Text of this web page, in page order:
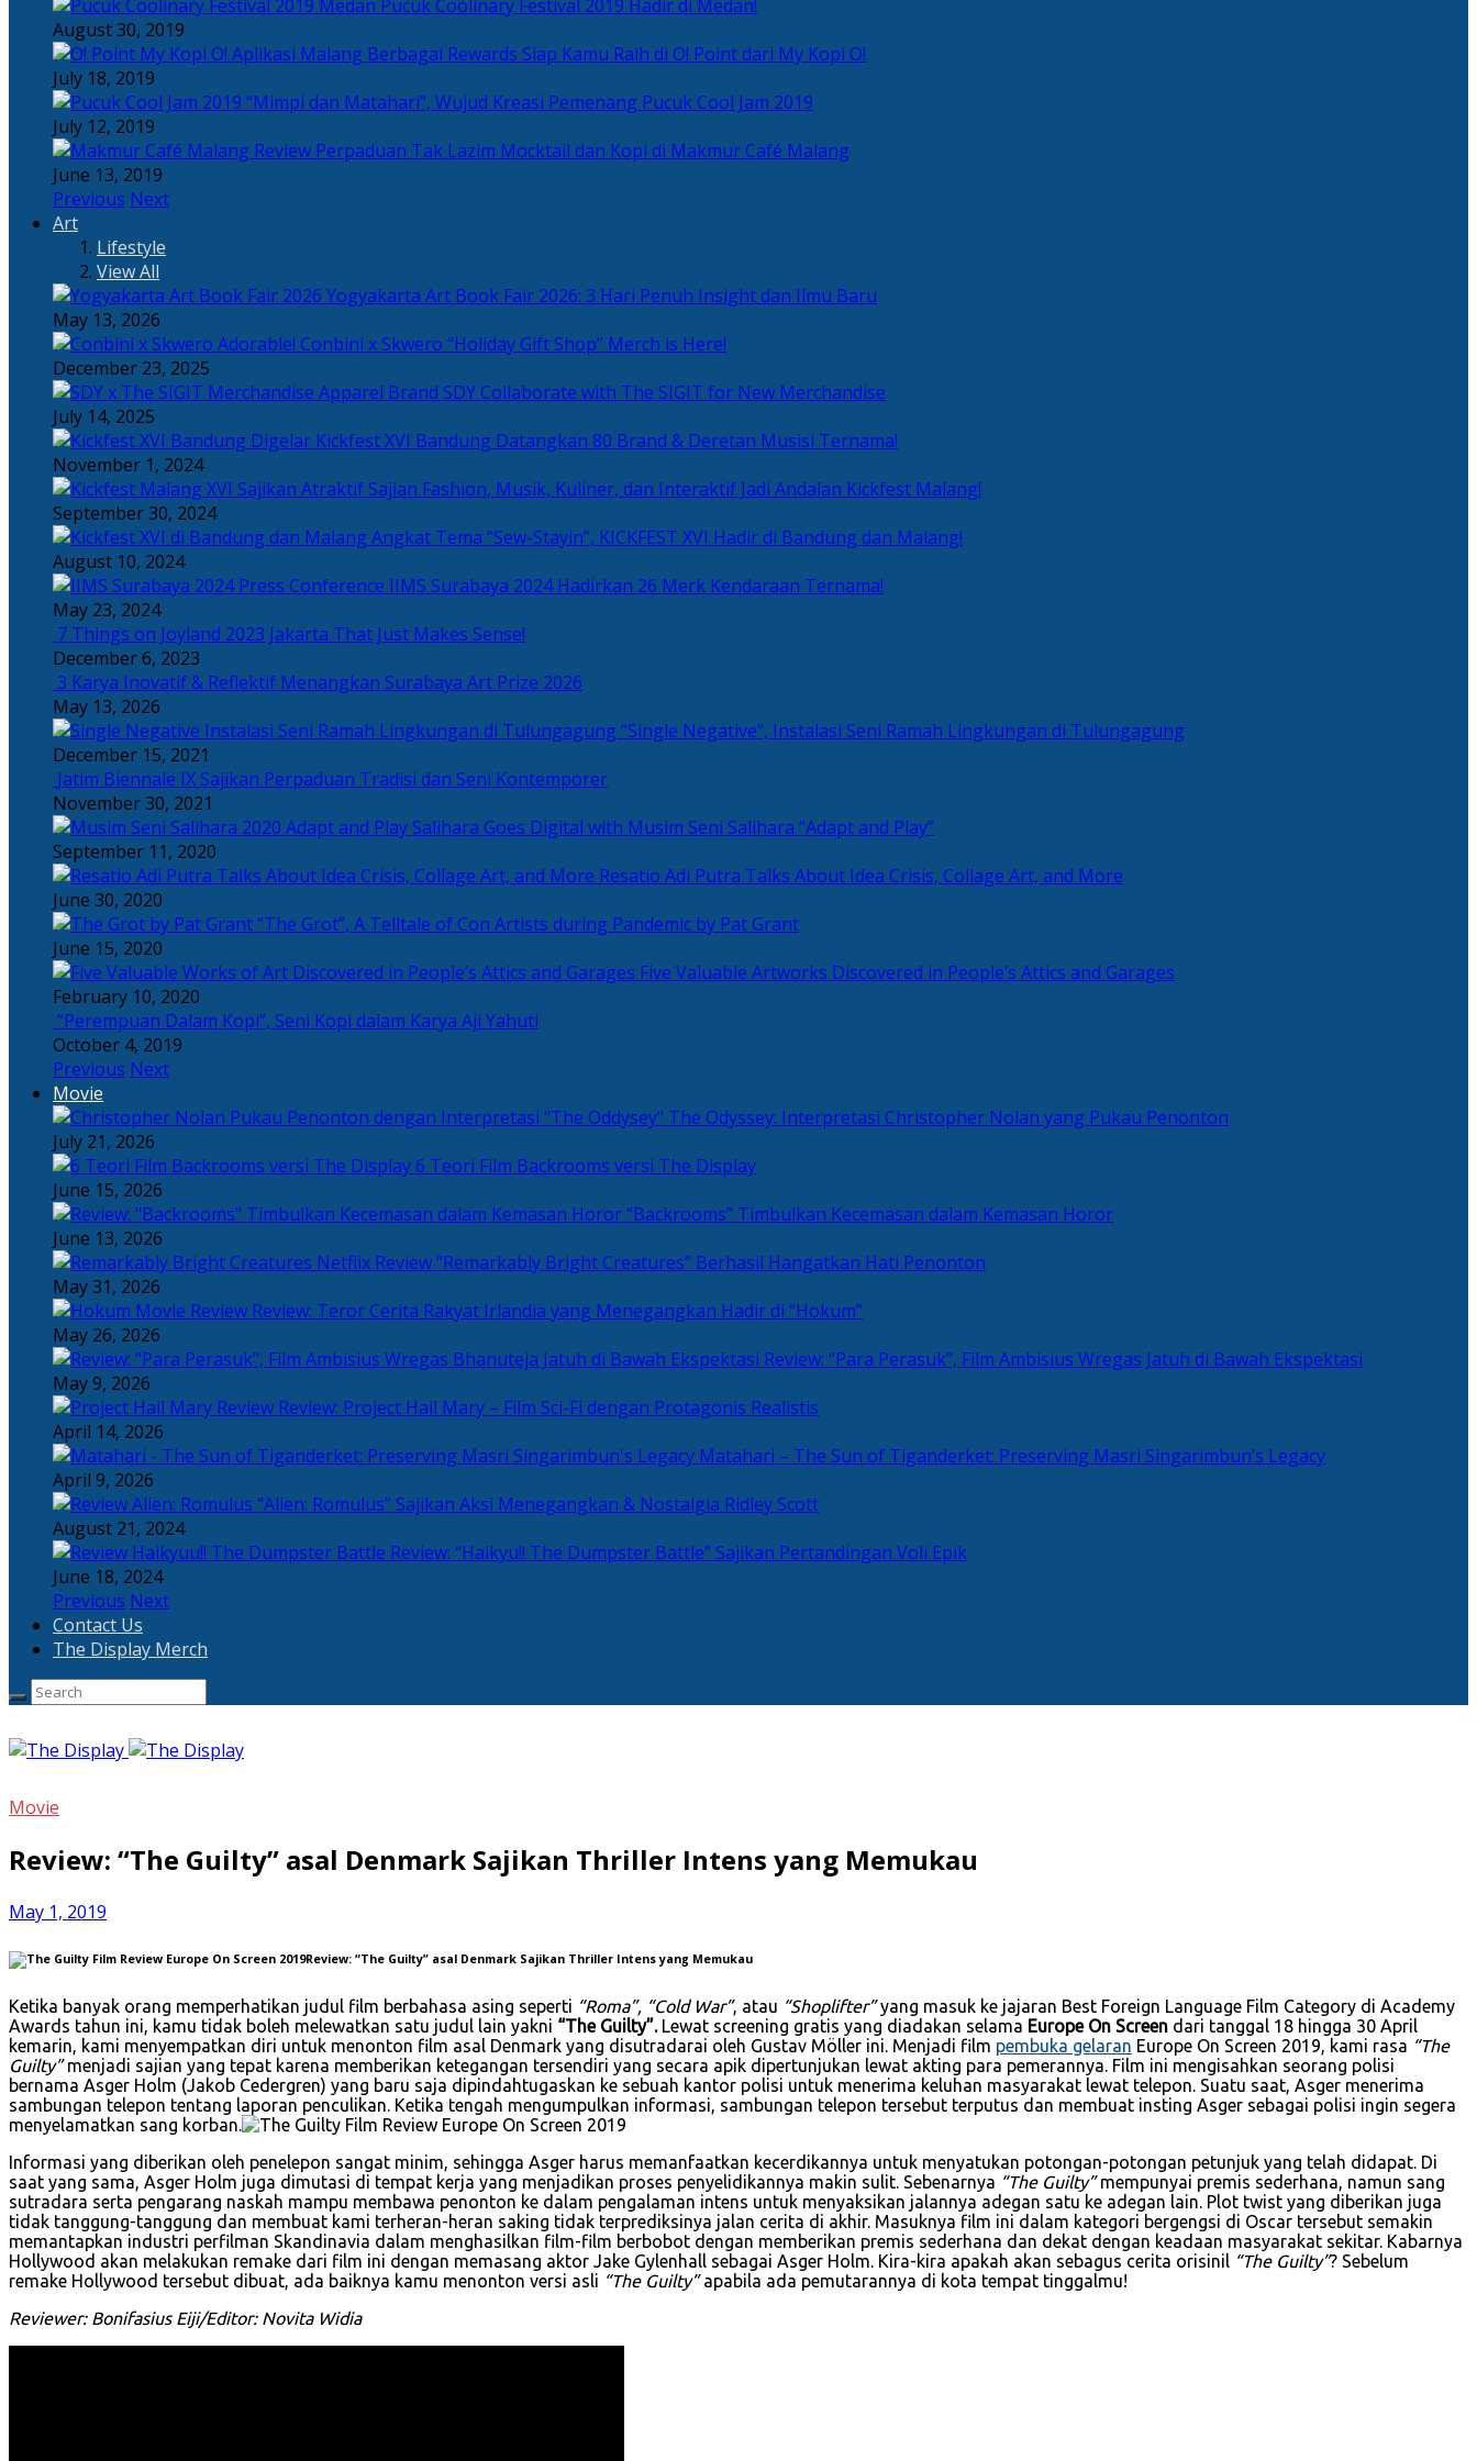
Pucuk Coolinary Festival 2019 Hadir di Medan!
August 30, 2019
Berbagai Rewards Siap Kamu Raih di O! Point dari My Kopi O!
July 18, 2019
“Mimpi dan Matahari”, Wujud Kreasi Pemenang Pucuk Cool Jam 2019
July 12, 2019
Perpaduan Tak Lazim Mocktail dan Kopi di Makmur Café Malang
June 13, 2019
Previous Next
Art
Lifestyle
View All
Yogyakarta Art Book Fair 2026: 3 Hari Penuh Insight dan Ilmu Baru
May 13, 2026
Adorable! Conbini x Skwero “Holiday Gift Shop” Merch is Here!
December 23, 2025
Apparel Brand SDY Collaborate with The SIGIT for New Merchandise
July 14, 2025
Kickfest XVI Bandung Datangkan 80 Brand & Deretan Musisi Ternama!
November 1, 2024
Sajian Fashion, Musik, Kuliner, dan Interaktif Jadi Andalan Kickfest Malang!
September 30, 2024
Angkat Tema “Sew-Stayin”, KICKFEST XVI Hadir di Bandung dan Malang!
August 10, 2024
IIMS Surabaya 2024 Hadirkan 26 Merk Kendaraan Ternama!
May 23, 2024
7 Things on Joyland 2023 Jakarta That Just Makes Sense!
December 6, 2023
3 Karya Inovatif & Reflektif Menangkan Surabaya Art Prize 2026
May 13, 2026
“Single Negative”, Instalasi Seni Ramah Lingkungan di Tulungagung
December 15, 2021
Jatim Biennale IX Sajikan Perpaduan Tradisi dan Seni Kontemporer
November 30, 2021
Salihara Goes Digital with Musim Seni Salihara “Adapt and Play”
September 11, 2020
Resatio Adi Putra Talks About Idea Crisis, Collage Art, and More
June 30, 2020
“The Grot”, A Telltale of Con Artists during Pandemic by Pat Grant
June 15, 2020
Five Valuable Artworks Discovered in People’s Attics and Garages
February 10, 2020
“Perempuan Dalam Kopi”, Seni Kopi dalam Karya Aji Yahuti
October 4, 2019
Previous Next
Movie
The Odyssey: Interpretasi Christopher Nolan yang Pukau Penonton
July 21, 2026
6 Teori Film Backrooms versi The Display
June 15, 2026
“Backrooms” Timbulkan Kecemasan dalam Kemasan Horor
June 13, 2026
“Remarkably Bright Creatures” Berhasil Hangatkan Hati Penonton
May 31, 2026
Review: Teror Cerita Rakyat Irlandia yang Menegangkan Hadir di “Hokum”
May 26, 2026
Review: “Para Perasuk”, Film Ambisius Wregas Jatuh di Bawah Ekspektasi
May 9, 2026
Review: Project Hail Mary – Film Sci-Fi dengan Protagonis Realistis
April 14, 2026
Matahari – The Sun of Tiganderket: Preserving Masri Singarimbun’s Legacy
April 9, 2026
“Alien: Romulus” Sajikan Aksi Menegangkan & Nostalgia Ridley Scott
August 21, 2024
Review: “Haikyu!! The Dumpster Battle” Sajikan Pertandingan Voli Epik
June 18, 2024
Previous Next
Contact Us
The Display Merch
Movie
Review: “The Guilty” asal Denmark Sajikan Thriller Intens yang Memukau
May 1, 2019
Review: “The Guilty” asal Denmark Sajikan Thriller Intens yang Memukau
Ketika banyak orang memperhatikan judul film berbahasa asing seperti “Roma”, “Cold War”, atau “Shoplifter”yang masuk ke jajaran Best Foreign Language Film Category di Academy
Awards tahun ini, kamu tidak boleh melewatkan satu judul lain yakni “The Guilty”.Lewat screening gratis yang diadakan selama Europe On Screen dari tanggal 18 hingga 30 April
kemarin, kami menyempatkan diri untuk menonton film asal Denmark yang disutradarai oleh Gustav Möller ini. Menjadi film pembuka gelaran Europe On Screen 2019, kami rasa “The
Guilty”menjadi sajian yang tepat karena memberikan ketegangan tersendiri yang secara apik dipertunjukan lewat akting para pemerannya. Film ini mengisahkan seorang polisi
bernama Asger Holm (Jakob Cedergren) yang baru saja dipindahtugaskan ke sebuah kantor polisi untuk menerima keluhan masyarakat lewat telepon. Suatu saat, Asger menerima
sambungan telepon tentang laporan penculikan. Ketika tengah mengumpulkan informasi, sambungan telepon tersebut terputus dan membuat insting Asger sebagai polisi ingin segera
menyelamatkan sang korban.
Informasi yang diberikan oleh penelepon sangat minim, sehingga Asger harus memanfaatkan kecerdikannya untuk menyatukan potongan-potongan petunjuk yang telah didapat. Di
saat yang sama, Asger Holm juga dimutasi di tempat kerja yang menjadikan proses penyelidikannya makin sulit. Sebenarnya “The Guilty”mempunyai premis sederhana, namun sang
sutradara serta pengarang naskah mampu membawa penonton ke dalam pengalaman intens untuk menyaksikan jalannya adegan satu ke adegan lain. Plot twist yang diberikan juga
tidak tanggung-tanggung dan membuat kami terheran-heran saking tidak terprediksinya jalan cerita di akhir. Masuknya film ini dalam kategori bergengsi di Oscar tersebut semakin
memantapkan industri perfilman Skandinavia dalam menghasilkan film-film berbobot dengan memberikan premis sederhana dan dekat dengan keadaan masyarakat sekitar. Kabarnya
Hollywood akan melakukan remake dari film ini dengan memasang aktor Jake Gylenhall sebagai Asger Holm. Kira-kira apakah akan sebagus cerita orisinil “The Guilty”? Sebelum
remake Hollywood tersebut dibuat, ada baiknya kamu menonton versi asli “The Guilty”apabila ada pemutarannya di kota tempat tinggalmu!
Reviewer: Bonifasius Eiji/Editor: Novita Widia